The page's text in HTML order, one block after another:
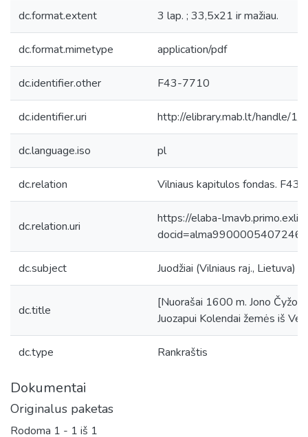
dc.format.extent 3 lap. ; 33,5x21 ir mažiau.
dc.format.mimetype application/pdf
dc.identifier.other F43-7710
dc.identifier.uri http://elibrary.mab.lt/handle/1/
dc.language.iso pl
dc.relation Vilniaus kapitulos fondas. F43,
dc.relation.uri
https://elaba-
dc.subject Juodžiai (Vilniaus raj., Lietuva)
dc.title
[Nuorašai 1600 m. Jono Čyžo
Juozapui Kolendai žemės iš
dc.type Rankraštis
Dokumentai
Originalus paketas
Rodoma 1 - 1 iš 1